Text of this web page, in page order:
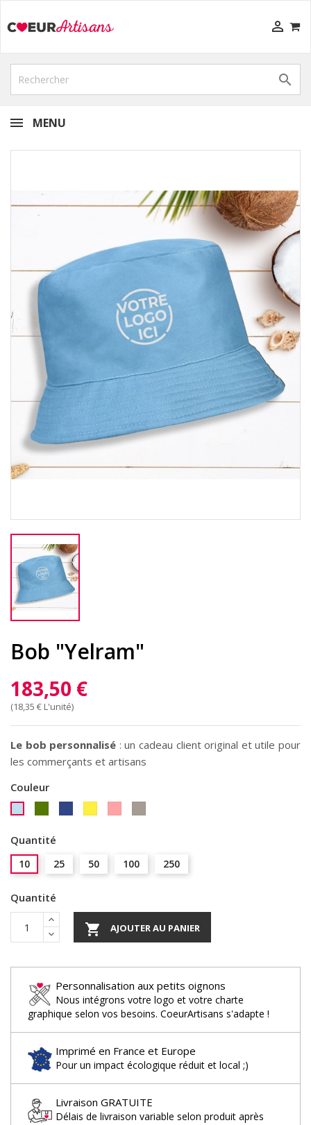


MENU
Bob "Yelram"
183,50 €
(18,35 € L'unité)
Le bob personnalisé : un cadeau client original et utile pour
les commerçants et artisans
Couleur
Quantité
10 25 50 100 250
Quantité
 AJOUTER AU PANIER
Personnalisation aux petits oignons
Nous intégrons votre logo et votre charte
graphique selon vos besoins. CoeurArtisans s'adapte !
Imprimé en France et Europe
Pour un impact écologique réduit et local ;)
Livraison GRATUITE
Délais de livraison variable selon produit après